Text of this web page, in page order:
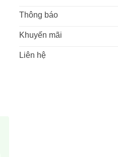
Thông báo
Khuyến mãi
Liên hệ